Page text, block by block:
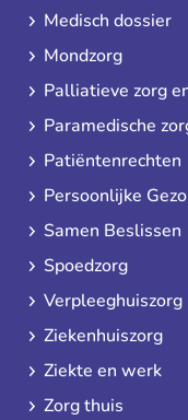
Medisch dossier
Mondzorg
Palliatieve zorg
Paramedische
Patiëntenrechten
Persoonlijke
Samen Beslissen
Spoedzorg
Verpleeghuiszorg
Ziekenhuiszorg
Ziekte en werk
Zorg thuis